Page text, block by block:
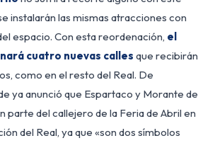
instalarán las mismas atracciones con
espacio. Con esta reordenación, el
cuatro nuevas calles que recibirán
como en el resto del Real. De
ya anunció que Espartaco y Morante de
parte del callejero de la Feria de Abril en
del Real, ya que «son dos símbolos